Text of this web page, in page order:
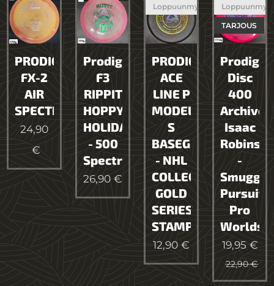
PRODIGY
FX-2
AIR
SPECTRUM
24,90
€
Prodigy
F3
RIPPIT
HOPPY
HOLIDAYS!
- 500
Spectrum
26,90 €
PRODIGY
ACE
LINE P
MODEL
S
BASEGRIP
- NHL
COLLECTION
GOLD
SERIES
STAMP
Loppuunmyyty
12,90 €
Prodigy
Disc
400
Archive
Isaac
-
Pursuit
Pro
Worlds
TARJOUS
19,95 €
22,90€